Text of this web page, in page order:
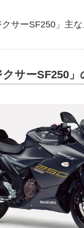
サーSF250」主
サーSF250」